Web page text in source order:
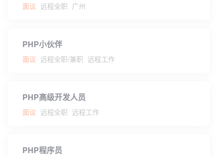
面议 远程全职 广州
PHP小伙伴
面议 远程全职/兼职 远程工作
PHP高级开发人员
面议 远程全职 远程工作
PHP程序员